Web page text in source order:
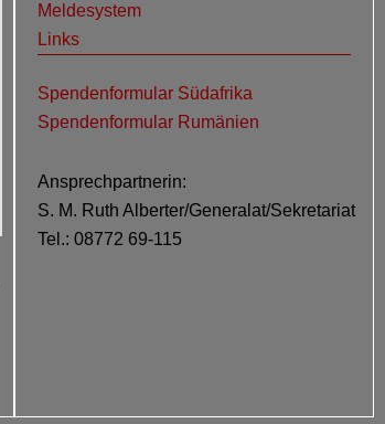
Meldesystem
Links
Spendenformular Südafrika
Spendenformular Rumänien
Ansprechpartnerin:
S. M. Ruth Alberter/Generalat/Sekretariat
Tel.: 08772 69-115